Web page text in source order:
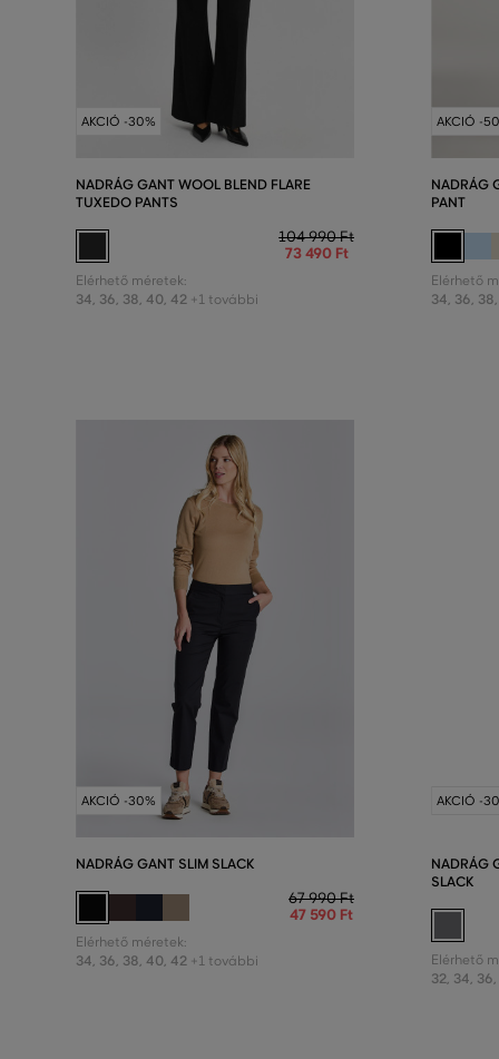
AKCIÓ -30%
NADRÁG GANT WOOL BLEND FLARE
TUXEDO PANTS
104 990 Ft
73 490 Ft
Elérhető méretek:
34, 36, 38, 40, 42 +1 további
AKCIÓ -
NADRÁG
PANT
Elérhető
34, 36, 38,
AKCIÓ -30%
NADRÁG GANT SLIM SLACK
67 990 Ft
47 590 Ft
Elérhető méretek:
34, 36, 38, 40, 42 +1 további
AKCIÓ -
NADRÁG
SLACK
Elérhető
32, 34, 36,